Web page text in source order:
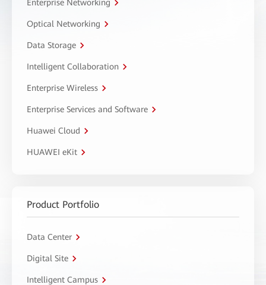
Enterprise Networking
Optical Networking
Data Storage
Intelligent Collaboration
Enterprise Wireless
Enterprise Services and Software
Huawei Cloud
HUAWEI eKit
Product Portfolio
Data Center
Digital Site
Intelligent Campus